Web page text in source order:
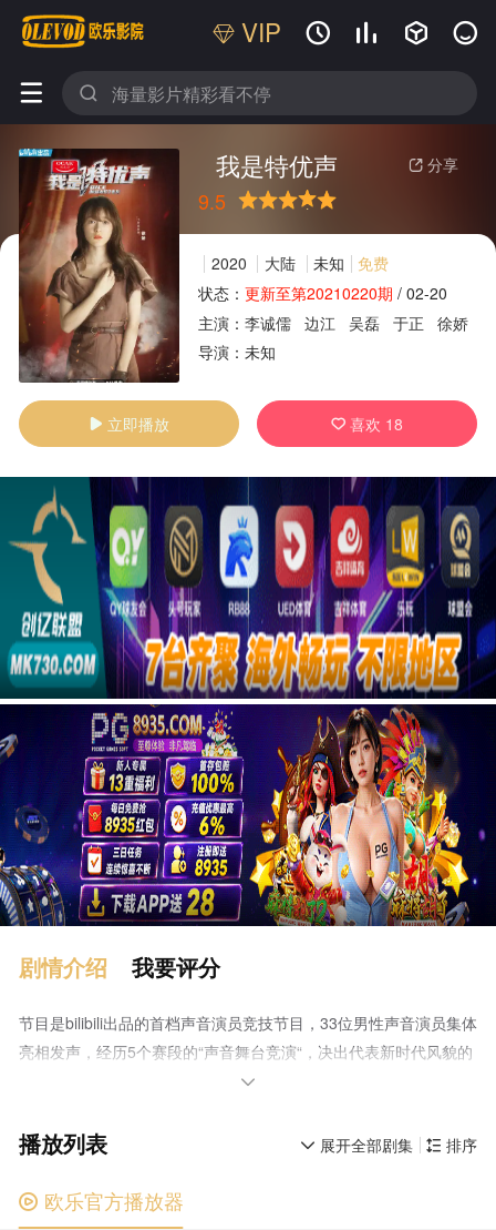
VIP    
 
 分享
我是特优声
9.5
很差 推荐力荐
2020 大陆 未知
免费
状态： 更新至第20210220期 / 02-20
主演： 李诚儒 边江 吴磊 于正
徐娇
导演： 未知
 立即播放  喜欢 18
广告
剧情介绍 我要评分
节目是bilibili出品的首档声音演员竞技节目，33位男性声音演员集体
亮相发声，经历5个赛段的“声音舞台竞演“，决出代表新时代风貌的
5位声音演员。让声音，在这里创造世界

 排序
 展开全部剧集
播放列表
 欧乐官方播放器